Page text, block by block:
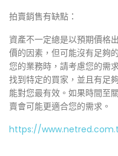
拍賣銷售有缺點：
資產不一定總是以預期價格
價的因素，但可能沒有足夠
您的業務時，請考慮您的需
找到特定的買家，並且有足
能對您最有效。如果時間至
賣會可能更適合您的需求。
https://